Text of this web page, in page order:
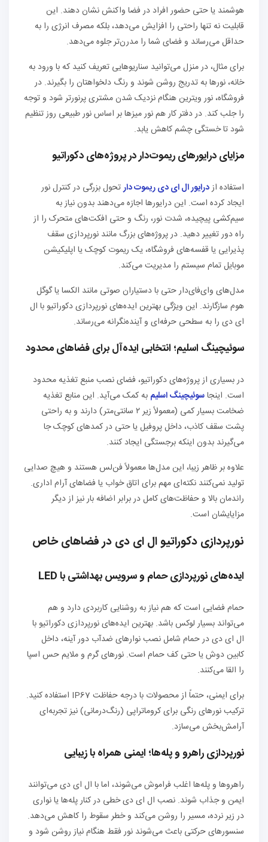
هوشمند یا حتی حضور افراد در فضا واکنش نشان دهند. این
قابلیت نه تنها راحتی را افزایش می‌دهد، بلکه مصرف انرژی را به
حداقل می‌رساند و فضای شما را مدرن‌تر جلوه می‌دهد.
برای مثال، در منزل می‌توانید سناریوهایی تعریف کنید که با ورود به
خانه، نورها به تدریج روشن شوند و رنگ دلخواهتان را بگیرند. در
فروشگاه، نور ویترین هنگام نزدیک شدن مشتری پرنورتر شود و توجه
را جلب کند. در دفتر کار هم نور میزها بر اساس نور طبیعی روز تنظیم
شود تا خستگی چشم کاهش یابد.
مزایای درایورهای ریموت‌دار در پروژه‌های دکوراتیو
استفاده ازدرایور ال ای دی ریموت دارتحول بزرگی در کنترل نور
ایجاد کرده است. این درایورها اجازه می‌دهند بدون نیاز به
سیم‌کشی پیچیده، شدت نور، رنگ و حتی افکت‌های متحرک را از
راه دور تغییر دهید. در پروژه‌های بزرگ مانند نورپردازی سقف
پذیرایی یا قفسه‌های فروشگاه، یک ریموت کوچک یا اپلیکیشن
موبایل تمام سیستم را مدیریت می‌کند.
مدل‌های وای‌فای‌دار حتی با دستیاران صوتی مانند الکسا یا گوگل
هوم سازگارند. این ویژگی بهترین ایده‌های نورپردازی دکوراتیو با ال
ای دی را به سطحی حرفه‌ای و آینده‌نگرانه می‌رساند.
سوئیچینگ اسلیم؛ انتخابی ایده‌آل برای فضاهای محدود
در بسیاری از پروژه‌های دکوراتیو، فضای نصب منبع تغذیه محدود
است. اینجاسوئیچینگ اسلیم به کمک می‌آید. این منابع تغذیه
ضخامت بسیار کمی (معمولاً زیر ۲ سانتی‌متر) دارند و به راحتی
پشت سقف کاذب، داخل پروفیل یا حتی در کمدهای کوچک جا
می‌گیرند بدون اینکه برجستگی ایجاد کنند.
علاوه بر ظاهر زیبا، این مدل‌ها معمولاً فن‌لس هستند و هیچ صدایی
تولید نمی‌کنند نکته‌ای مهم برای اتاق خواب یا فضاهای آرام اداری.
راندمان بالا و حفاظت‌های کامل در برابر اضافه بار نیز از دیگر
مزایایشان است.
نورپردازی دکوراتیو ال ای دی در فضاهای خاص
ایده‌های نورپردازی حمام و سرویس بهداشتی با LED
حمام فضایی است که هم نیاز به روشنایی کاربردی دارد و هم
می‌تواند بسیار لوکس باشد. بهترین ایده‌های نورپردازی دکوراتیو با
ال ای دی در حمام شامل نصب نوارهای ضدآب دور آینه، داخل
کابین دوش یا حتی کف حمام است. نورهای گرم و ملایم حس اسپا
را القا می‌کنند.
برای ایمنی، حتماً از محصولات با درجه حفاظت IP67 استفاده کنید.
ترکیب نورهای رنگی برای کروماتراپی (رنگ‌درمانی) نیز تجربه‌ای
آرامش‌بخش می‌سازد.
نورپردازی راهرو و پله‌ها؛ ایمنی همراه با زیبایی
راهروها و پله‌ها اغلب فراموش می‌شوند، اما با ال ای دی می‌توانند
ایمن و جذاب شوند. نصب ال ای دی خطی در کنار پله‌ها یا نواری
در زیر نرده، مسیر را روشن می‌کند و خطر سقوط را کاهش می‌دهد.
سنسورهای حرکتی باعث می‌شوند نور فقط هنگام نیاز روشن شود و